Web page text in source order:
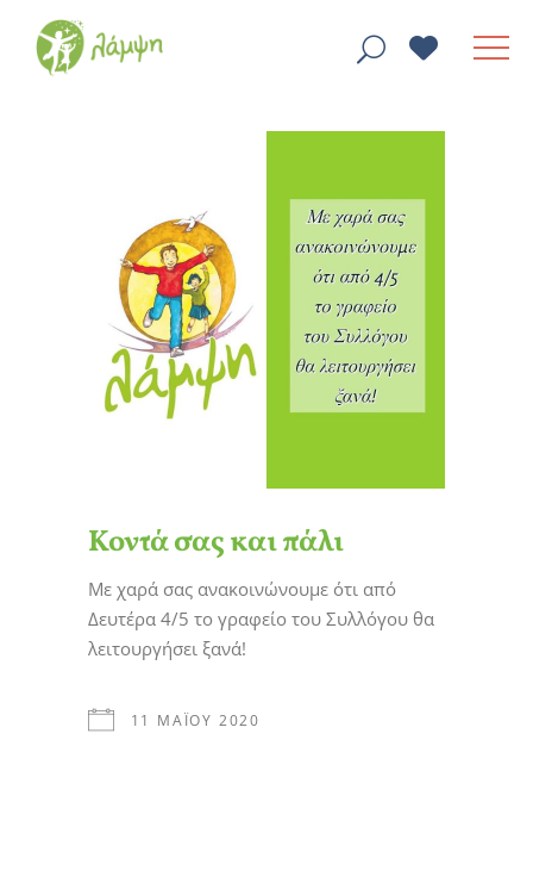
Κοντά σας και πάλι
Με χαρά σας ανακοινώνουμε ότι από
Δευτέρα 4/5 το γραφείο του Συλλόγου θα
λειτουργήσει ξανά!
11 ΜΑΪ́ΟΥ 2020